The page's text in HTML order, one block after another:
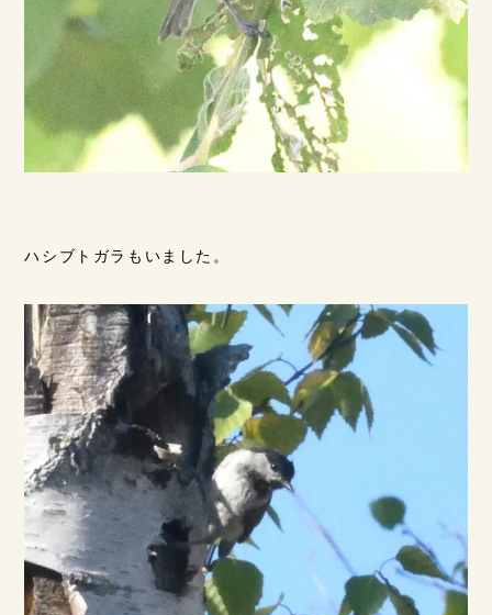
ハシブトガラもいました。